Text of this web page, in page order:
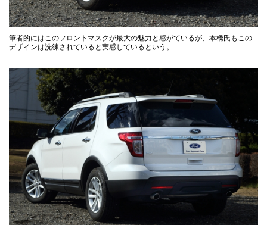
筆者的にはこのフロントマスクが最大の魅力と感がているが、本橋氏もこの
デザインは洗練されていると実感しているという。